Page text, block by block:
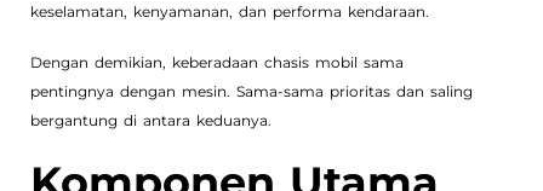
keselamatan, kenyamanan, dan performa kendaraan.
Dengan demikian, keberadaan chasis mobil sama
pentingnya dengan mesin. Sama-sama prioritas dan saling
bergantung di antara keduanya.